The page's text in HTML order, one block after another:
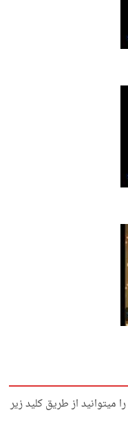
میتوانید از طریق کلید زیر